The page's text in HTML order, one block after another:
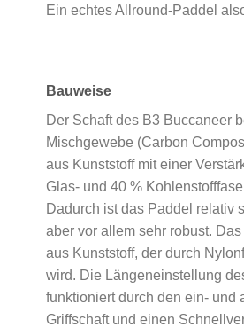
Ein echtes Allround-Paddel
Bauweise
Der Schaft des B3 Buccaneer
Mischgewebe (Carbon
aus Kunststoff mit einer
Glas- und 40 %
Dadurch ist das Paddel relativ
aber vor allem sehr robust.
aus Kunststoff, der durch
wird. Die Längeneinstellung
funktioniert durch den ein- und
Griffschaft und einen